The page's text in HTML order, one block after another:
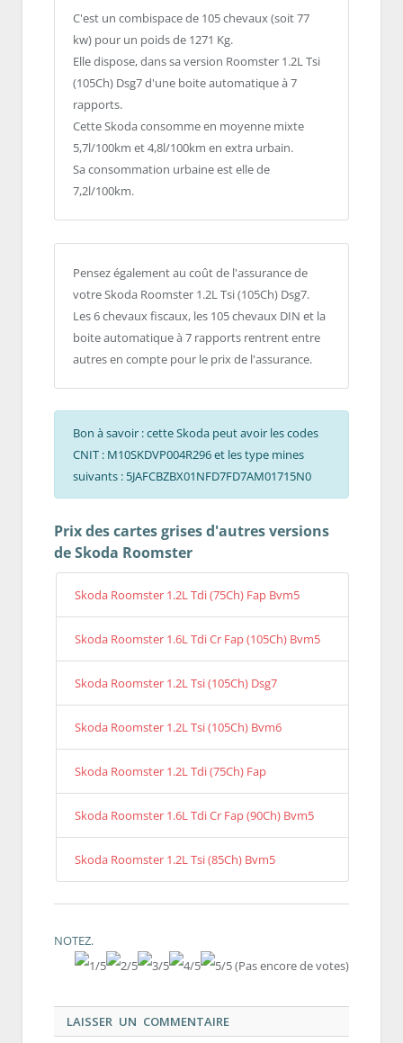
C'est un combispace de 105 chevaux (soit 77
kw) pour un poids de 1271 Kg.
Elle dispose, dans sa version Roomster 1.2L Tsi
(105Ch) Dsg7 d'une boite automatique à 7
rapports.
Cette Skoda consomme en moyenne mixte
5,7l/100km et 4,8l/100km en extra urbain.
Sa consommation urbaine est elle de
7,2l/100km.
Pensez également au coût de l'assurance de
votre Skoda Roomster 1.2L Tsi (105Ch) Dsg7.
Les 6 chevaux fiscaux, les 105 chevaux DIN et la
boite automatique à 7 rapports rentrent entre
autres en compte pour le prix de l'assurance.
Bon à savoir : cette Skoda peut avoir les codes
CNIT : M10SKDVP004R296 et les type mines
suivants : 5JAFCBZBX01NFD7FD7AM01715N0
Prix des cartes grises d'autres versions
de Skoda Roomster
Skoda Roomster 1.2L Tdi (75Ch) Fap Bvm5
Skoda Roomster 1.6L Tdi Cr Fap (105Ch) Bvm5
Skoda Roomster 1.2L Tsi (105Ch) Dsg7
Skoda Roomster 1.2L Tsi (105Ch) Bvm6
Skoda Roomster 1.2L Tdi (75Ch) Fap
Skoda Roomster 1.6L Tdi Cr Fap (90Ch) Bvm5
Skoda Roomster 1.2L Tsi (85Ch) Bvm5
NOTEZ.
(Pas encore de votes)
LAISSER UN COMMENTAIRE